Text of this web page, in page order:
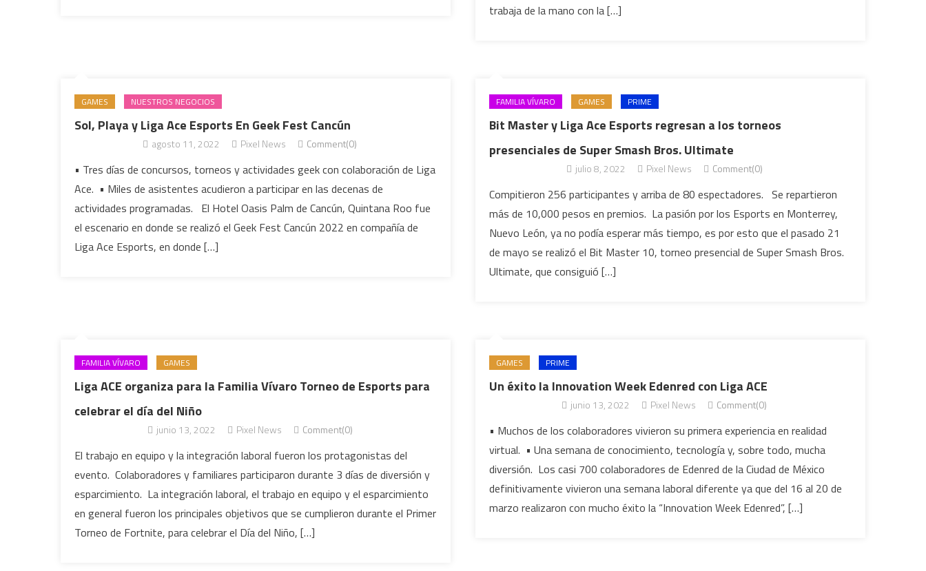
trabaja de la mano con la […]
GAMES NUESTROS NEGOCIOS
Sol, Playa y Liga Ace Esports En Geek Fest Cancún
agosto 11, 2022 Pixel News Comment(0)
• Tres días de concursos, torneos y actividades geek con colaboración de Liga
Ace. • Miles de asistentes acudieron a participar en las decenas de
actividades programadas. El Hotel Oasis Palm de Cancún, Quintana Roo fue
el escenario en donde se realizó el Geek Fest Cancún 2022 en compañía de
Liga Ace Esports, en donde […]
FAMILIA VÍVARO GAMES PRIME
Bit Master y Liga Ace Esports regresan a los torneos
presenciales de Super Smash Bros. Ultimate
julio 8, 2022 Pixel News Comment(0)
Compitieron 256 participantes y arriba de 80 espectadores. Se repartieron
más de 10,000 pesos en premios. La pasión por los Esports en Monterrey,
Nuevo León, ya no podía esperar más tiempo, es por esto que el pasado 21
de mayo se realizó el Bit Master 10, torneo presencial de Super Smash Bros.
Ultimate, que consiguió […]
FAMILIA VÍVARO GAMES
Liga ACE organiza para la Familia Vívaro Torneo de Esports para
celebrar el día del Niño
junio 13, 2022 Pixel News Comment(0)
El trabajo en equipo y la integración laboral fueron los protagonistas del
evento. Colaboradores y familiares participaron durante 3 días de diversión y
esparcimiento. La integración laboral, el trabajo en equipo y el esparcimiento
en general fueron los principales objetivos que se cumplieron durante el Primer
Torneo de Fortnite, para celebrar el Día del Niño, […]
GAMES PRIME
Un éxito la Innovation Week Edenred con Liga ACE
junio 13, 2022 Pixel News Comment(0)
• Muchos de los colaboradores vivieron su primera experiencia en realidad
virtual. • Una semana de conocimiento, tecnología y, sobre todo, mucha
diversión. Los casi 700 colaboradores de Edenred de la Ciudad de México
definitivamente vivieron una semana laboral diferente ya que del 16 al 20 de
marzo realizaron con mucho éxito la “Innovation Week Edenred”, […]